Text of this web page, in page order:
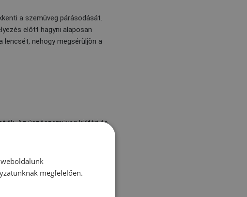
a szemüveg párásodását.
előtt hagyni alaposan
lencsét, nehogy megsérüljön a
Az úszószemüveg kültéri és
megfelelően.